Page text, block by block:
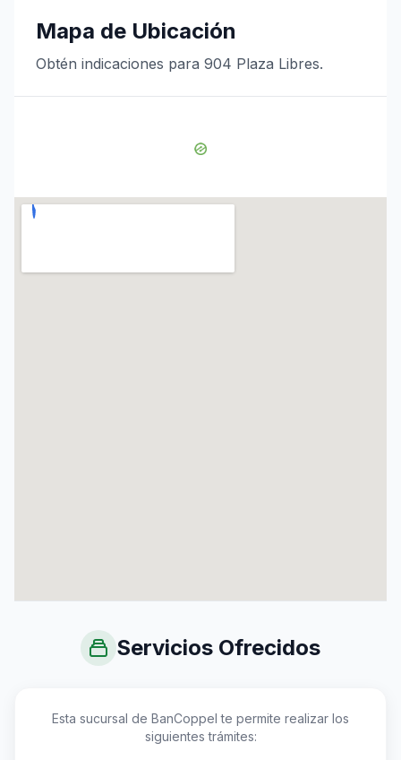
Mapa de Ubicación
Obtén indicaciones para 904 Plaza Libres.
Servicios Ofrecidos
Esta sucursal de BanCoppel te permite realizar los
siguientes trámites: